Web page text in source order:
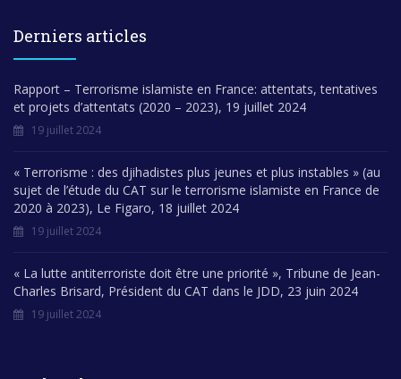
Derniers articles
Rapport – Terrorisme islamiste en France: attentats, tentatives
et projets d’attentats (2020 – 2023), 19 juillet 2024
19 juillet 2024
« Terrorisme : des djihadistes plus jeunes et plus instables » (au
sujet de l’étude du CAT sur le terrorisme islamiste en France de
2020 à 2023), Le Figaro, 18 juillet 2024
19 juillet 2024
« La lutte antiterroriste doit être une priorité », Tribune de Jean-
Charles Brisard, Président du CAT dans le JDD, 23 juin 2024
19 juillet 2024